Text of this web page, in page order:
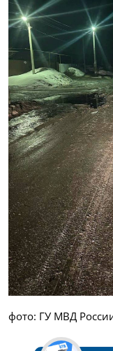
фото: ГУ МВД